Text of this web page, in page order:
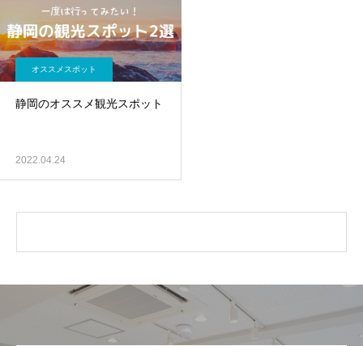
オススメスポット
静岡のオススメ観光スポット
2022.04.24